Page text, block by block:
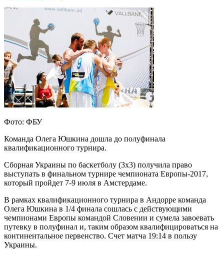
Фото: ФБУ
Команда Олега Юшкина дошла до полуфинала
квалификационного турнира.
Сборная Украины по баскетболу (3х3) получила право
выступать в финальном турнире чемпионата Европы-2017,
который пройдет 7-9 июля в Амстердаме.
В рамках квалификационного турнира в Андорре команда
Олега Юшкина в 1/4 финала сошлась с действующими
чемпионами Европы командой Словении и сумела завоевать
путевку в полуфинал и, таким образом квалифицироваться на
континентальное первенство. Счет матча 19:14 в пользу
Украины.